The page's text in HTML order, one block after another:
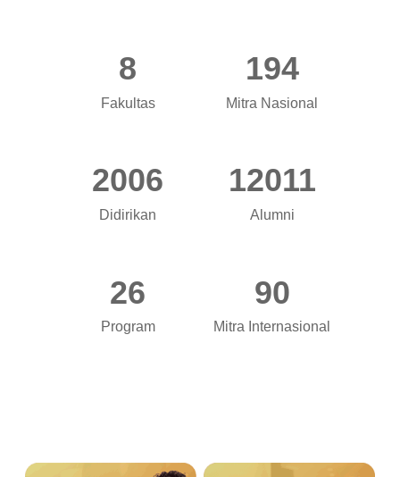
8
Fakultas
194
Mitra Nasional
2006
Didirikan
12011
Alumni
26
Program
90
Mitra Internasional